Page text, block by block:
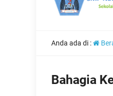
Anda ada di :
Bahagia